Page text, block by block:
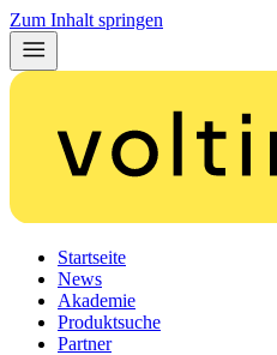
Zum Inhalt springen
Startseite
News
Akademie
Produktsuche
Partner